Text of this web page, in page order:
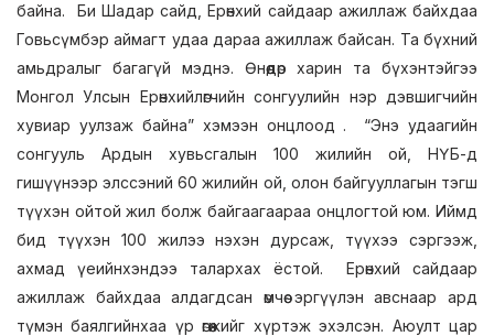
байна. Би Шадар сайд, Ерөнхий сайдаар ажиллаж байхдаа
Говьсүмбэр аймагт удаа дараа ажиллаж байсан. Та бүхний
амьдралыг багагүй мэднэ. Өнөөдөр харин та бүхэнтэйгээ
Монгол Улсын Ерөнхийлөгчийн сонгуулийн нэр дэвшигчийн
хувиар уулзаж байна” хэмээн онцлоод . “Энэ удаагийн
сонгууль Ардын хувьсгалын 100 жилийн ой, НҮБ-д
гишүүнээр элссэний 60 жилийн ой, олон байгууллагын тэгш
түүхэн ойтой жил болж байгаагаараа онцлогтой юм. Иймд
бид түүхэн 100 жилээ нэхэн дурсаж, түүхээ сэргээж,
ахмад үеийнхэндээ талархах ёстой. Ерөнхий сайдаар
ажиллаж байхдаа алдагдсан өмчөө эргүүлэн авснаар ард
түмэн баялгийнхаа үр өгөөжийг хүртэж эхэлсэн. Аюулт цар